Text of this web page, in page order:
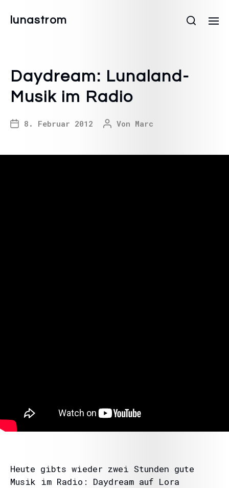
lunastrom
Daydream: Lunaland-
Musik im Radio
8. Februar 2012 Von Marc
Heute gibts wieder zwei Stunden gute
Musik im Radio: Daydream auf Lora